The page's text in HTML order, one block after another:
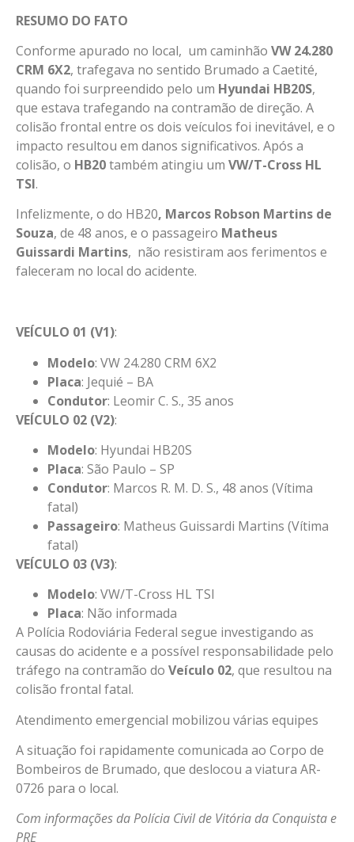
RESUMO DO FATO
Conforme apurado no local, um caminhão VW 24.280
CRM 6X2, trafegava no sentido Brumado a Caetité,
quando foi surpreendido pelo um Hyundai HB20S,
que estava trafegando na contramão de direção. A
colisão frontal entre os dois veículos foi inevitável, e o
impacto resultou em danos significativos. Após a
colisão, o HB20também atingiu um VW/T-Cross HL
TSI.
Infelizmente, o do HB20, Marcos Robson Martins de
Souza, de 48 anos, e o passageiro Matheus
Guissardi Martins, não resistiram aos ferimentos e
faleceram no local do acidente.
VEÍCULO 01 (V1):
Modelo: VW 24.280 CRM 6X2
Placa: Jequié – BA
Condutor: Leomir C. S., 35 anos
VEÍCULO 02 (V2):
Modelo: Hyundai HB20S
Placa: São Paulo – SP
Condutor: Marcos R. M. D. S., 48 anos (Vítima
fatal)
Passageiro: Matheus Guissardi Martins (Vítima
fatal)
VEÍCULO 03 (V3):
Modelo: VW/T-Cross HL TSI
Placa: Não informada
A Polícia Rodoviária Federal segue investigando as
causas do acidente e a possível responsabilidade pelo
tráfego na contramão do Veículo 02, que resultou na
colisão frontal fatal.
Atendimento emergencial mobilizou várias equipes
A situação foi rapidamente comunicada ao Corpo de
Bombeiros de Brumado, que deslocou a viatura AR-
0726 para o local.
Com informações da Polícia Civil de Vitória da Conquista e
PRE